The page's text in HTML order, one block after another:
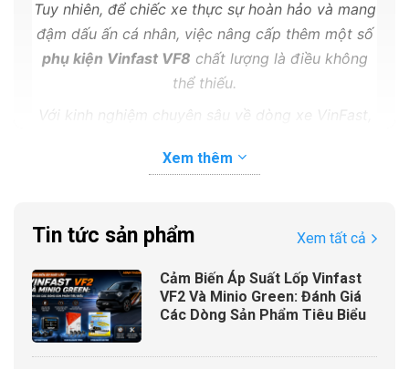
Tuy nhiên, để chiếc xe thực sự hoàn hảo và mang
đậm dấu ấn cá nhân, việc nâng cấp thêm một số
phụ kiện Vinfast VF8 chất lượng là điều không
thể thiếu.
Với kinh nghiệm chuyên sâu về dòng xe VinFast,
những món phụ kiện cần thiết nhất và giá bán
Xem thêm
Tin tức sản phẩm Xem tất cả
Cảm Biến Áp Suất Lốp Vinfast
VF2 Và Minio Green: Đánh Giá
Các Dòng Sản Phẩm Tiêu Biểu